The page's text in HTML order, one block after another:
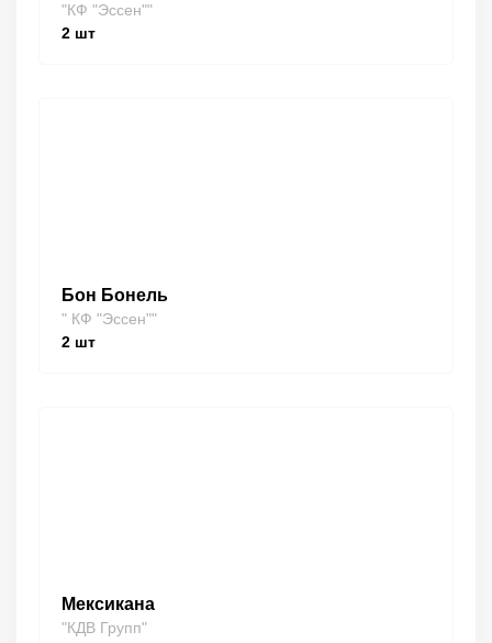
"КФ "Эссен""
2 шт
Бон Бонель
" КФ "Эссен""
2 шт
Мексикана
"КДВ Групп"